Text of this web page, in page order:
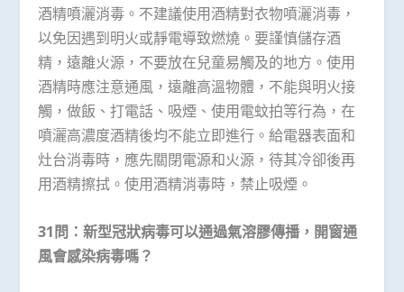
酒精噴灑消毒。不建議使用酒精對衣物噴灑消毒，
以免因遇到明火或靜電導致燃燒。要謹慎儲存酒
精，遠離火源，不要放在兒童易觸及的地方。使用
酒精時應注意通風，遠離高溫物體，不能與明火接
觸，做飯、打電話、吸煙、使用電蚊拍等行為，在
噴灑高濃度酒精後均不能立即進行。給電器表面和
灶台消毒時，應先關閉電源和火源，待其冷卻後再
用酒精擦拭。使用酒精消毒時，禁止吸煙。
31問：新型冠狀病毒可以通過氣溶膠傳播，開窗通
風會感染病毒嗎？